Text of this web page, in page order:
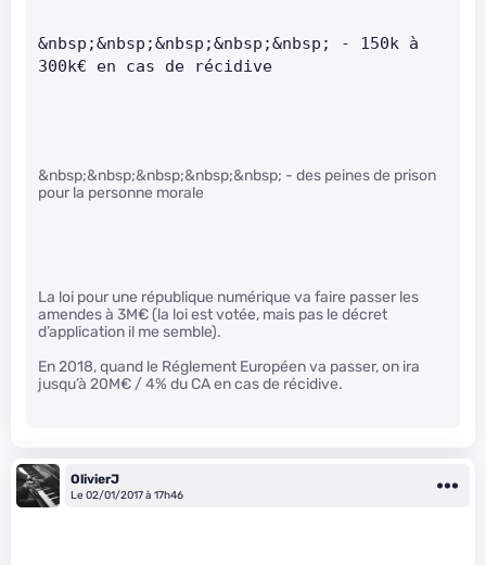
&nbsp;&nbsp;&nbsp;&nbsp;&nbsp; - 150k à
300k€ en cas de récidive
&nbsp;&nbsp;&nbsp;&nbsp;&nbsp; - des peines de prison
pour la personne morale
La loi pour une république numérique va faire passer les
amendes à 3M€ (la loi est votée, mais pas le décret
d’application il me semble).
En 2018, quand le Réglement Européen va passer, on ira
jusqu’à 20M€ / 4% du CA en cas de récidive.
OlivierJ
Le 02/01/2017 à 17h46